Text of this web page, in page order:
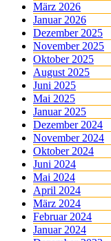
März 2026
Januar 2026
Dezember 2025
November 2025
Oktober 2025
August 2025
Juni 2025
Mai 2025
Januar 2025
Dezember 2024
November 2024
Oktober 2024
Juni 2024
Mai 2024
April 2024
März 2024
Februar 2024
Januar 2024